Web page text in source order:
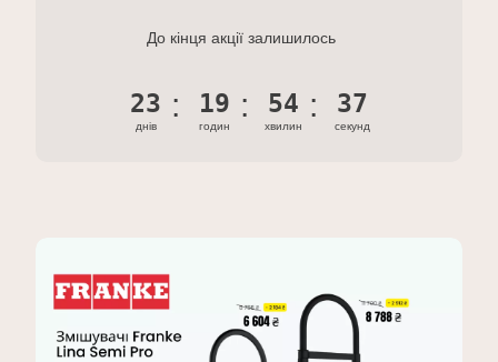
До кінця акції залишилось
23
днів
19
годин
54
хвилин
36
секунд